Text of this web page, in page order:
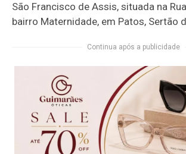
São Francisco de Assis, situada na
bairro Maternidade, em Patos, Sertão
Continua após a publicidade